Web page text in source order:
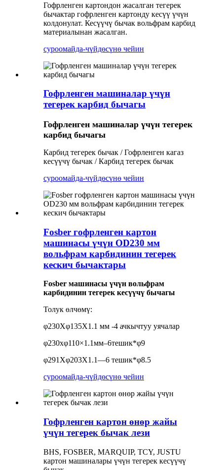
Гофрленген картондон жасалган тегерек
бычактар ​​гофрленген картонду кесүү үчүн
колдонулат. Кесүүчү бычак вольфрам карбид
материалынан жасалган.
суроомайда-чүйдөсүнө чейин
Гофрленген машиналар үчүн
тегерек карбид бычагы
Гофрленген машиналар үчүн тегерек
карбид бычагы
Карбид тегерек бычак / Гофрленген кагаз
кесүүчү бычак / Карбид тегерек бычак
суроомайда-чүйдөсүнө чейин
Fosber гофрленген картон
машинасы үчүн OD230 мм
вольфрам карбидинин тегерек
кескич бычактары
Fosber машинасы үчүн вольфрам
карбидинин тегерек кесүүчү бычагы
Толук өлчөмү:
φ230Xφ135X1.1 мм -4 ачкычтуу уячалар
φ230xφ110×1.1мм–6тешик*φ9
φ291Xφ203X1.1—6 тешик*φ8.5
суроомайда-чүйдөсүнө чейин
Гофрленген картон өнөр жайы
үчүн тегерек бычак лези
BHS, FOSBER, MARQUIP, TCY, JUSTU
картон машиналары үчүн тегерек кесүүчү